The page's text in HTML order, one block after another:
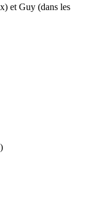
et Guy (dans les